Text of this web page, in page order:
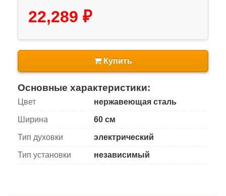
22,289 ₽
Купить
Основные характеристики:
Цвет нержавеющая сталь
Ширина 60 см
Тип духовки электрический
Тип установки независимый